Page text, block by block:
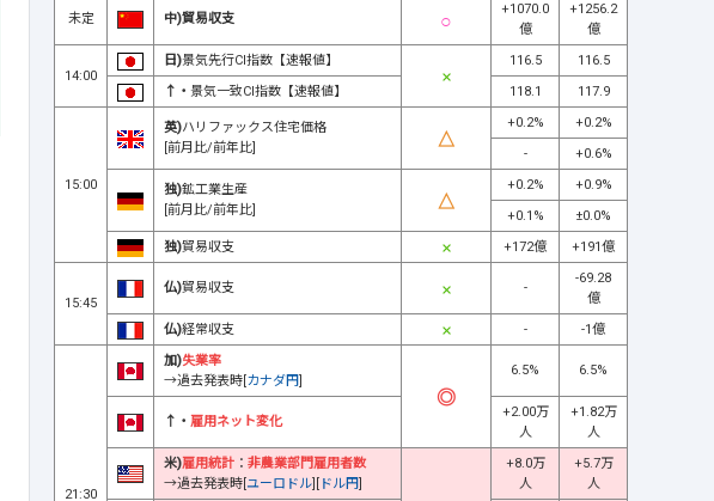
未定 中)貿易収支
+1070.0
億
+1256.2
億
14:00
日)景気先行CI指数【速報値】 116.5
116.5
↑・ 景気一致CI指数【速報値】 118.1 117.9
15:00
英)ハリファックス住宅価格
[前月比/前年比]
+0.2%
+0.2%
-
+0.6%
独)鉱工業生産
[前月比/前年比]
+0.2%
+0.9%
+0.1%
±0.0%
独)貿易収支 +172億 +191億
15:45
仏)貿易収支 -
-69.28
億
仏)経常収支 - -1億
21:30
加)失業率
→過去発表時[カナダ円]
6.5% 6.5%
↑・ 雇用ネット変化
+2.00万
人
+1.82万
人
米)雇用統計 ： 非農業部門雇用者数
→過去発表時[ユーロドル][ ドル円]
+8.0万
人
+5.7万
人